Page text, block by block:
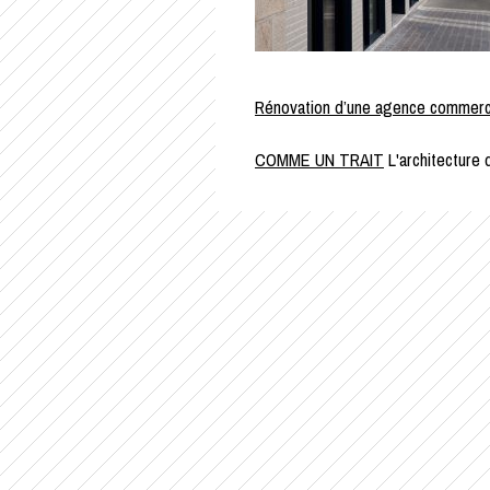
DE
L’ARTICLE
Rénovation d’une agence
COMME UN TRAITL'architecture